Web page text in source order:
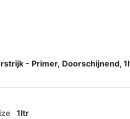
- Primer, Doorschijnend,
1ltr